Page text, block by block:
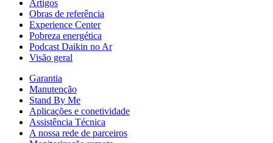
Artigos
Obras de referência
Experience Center
Pobreza energética
Podcast Daikin no Ar
Visão geral
Garantia
Manutenção
Stand By Me
Aplicações e conetividade
Assistência Técnica
A nossa rede de parceiros